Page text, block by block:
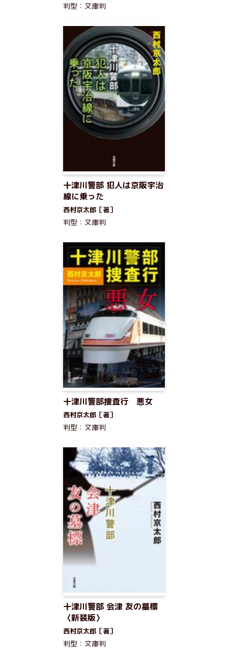
判型：文庫判
十津川警部 犯人は京阪宇治
線に乗った
西村京太郎［著］
判型：文庫判
十津川警部捜査行 悪女
西村京太郎［著］
判型：文庫判
十津川警部 会津 友の墓標
〈新装版〉
西村京太郎［著］
判型：文庫判